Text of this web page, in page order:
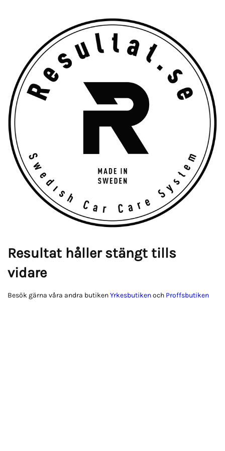
Resultat håller stängt tills
vidare
Besök gärna våra andra butikenYrkesbutikenoch Proffsbutiken